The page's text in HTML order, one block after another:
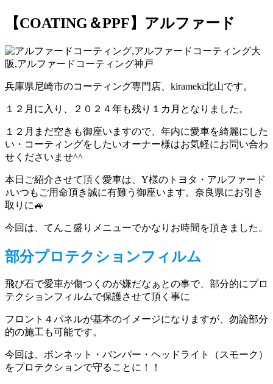
【COATING＆PPF】アルファード
兵庫県尼崎市のコーティング専門店、kirameki北山です。
１２月に入り、２０２４年も残り１カ月となりました。
１２月まだ空きも御座いますので、年内に愛車を綺麗にした
い・コーティングをしたいオーナー様はお気軽にお問い合わ
せくださいませ^^
本日ご紹介させて頂く愛車は、Y様のトヨタ・アルファード
♪いつもご用命頂き誠に有難う御座います。奈良県にお引き
取りに🚙
今回は、てんこ盛りメニューでかなりお時間を頂きました。
部分プロテクションフィルム
飛び石で愛車が傷つくのが嫌だなぁとの事で、部分的にプロ
テクションフィルムで保護させて頂く事に
フロント４パネルが基本のイメージになりますが、勿論部分
的の施工も可能です。
今回は、ボンネット・バンパー・ヘッドライト（スモーク）
をプロテクションで守ることに！！